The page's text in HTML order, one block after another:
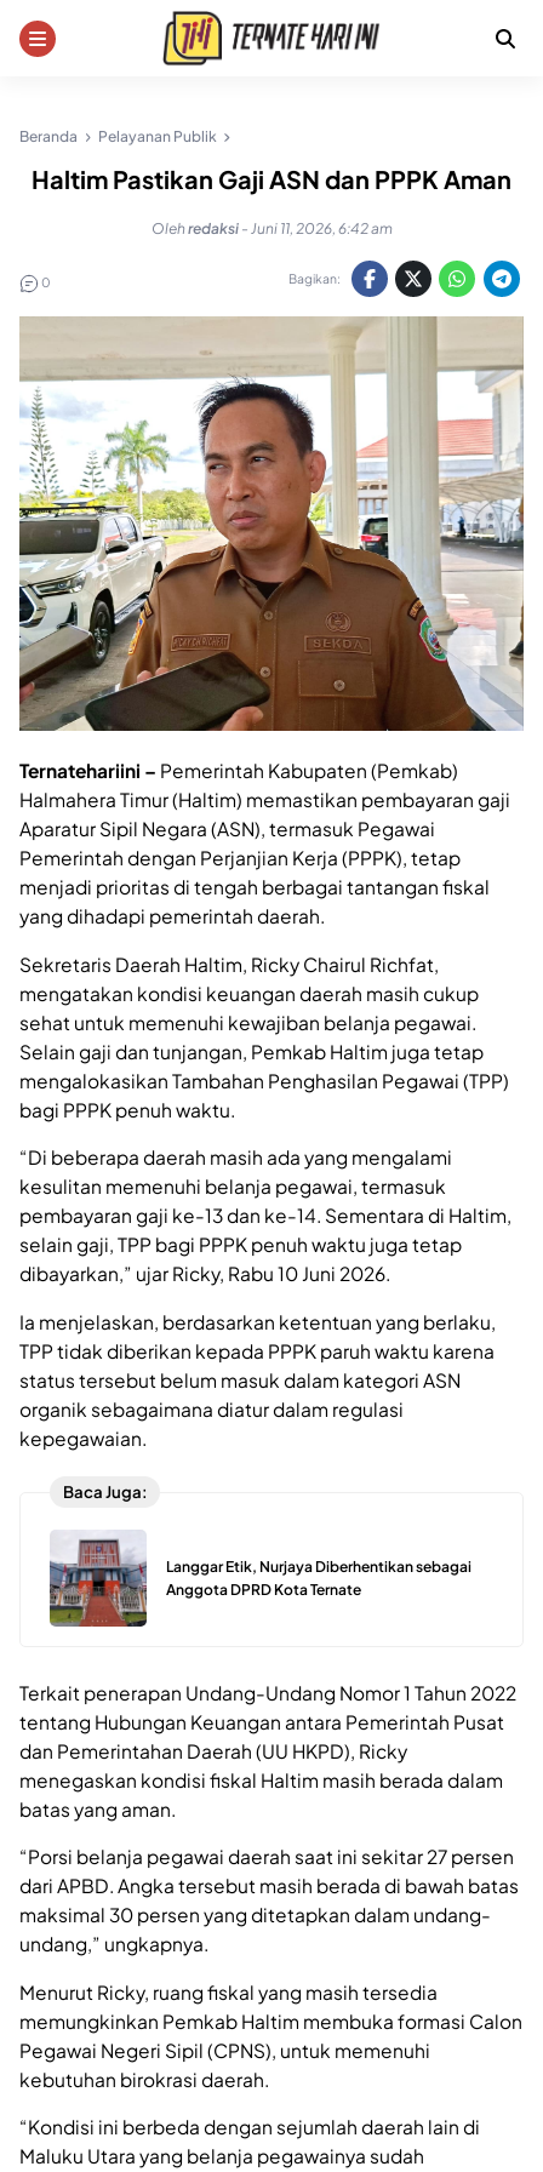
Beranda Pelayanan Publik
Haltim Pastikan Gaji ASN dan PPPK Aman
Olehredaksi - Juni 11, 2026, 6:42 am
0 Bagikan:
Ternatehariini – Pemerintah Kabupaten (Pemkab)
Halmahera Timur (Haltim) memastikan pembayaran gaji
Aparatur Sipil Negara (ASN), termasuk Pegawai
Pemerintah dengan Perjanjian Kerja (PPPK), tetap
menjadi prioritas di tengah berbagai tantangan fiskal
yang dihadapi pemerintah daerah.
Sekretaris Daerah Haltim, Ricky Chairul Richfat,
mengatakan kondisi keuangan daerah masih cukup
sehat untuk memenuhi kewajiban belanja pegawai.
Selain gaji dan tunjangan, Pemkab Haltim juga tetap
mengalokasikan Tambahan Penghasilan Pegawai (TPP)
bagi PPPK penuh waktu.
“Di beberapa daerah masih ada yang mengalami
kesulitan memenuhi belanja pegawai, termasuk
pembayaran gaji ke-13 dan ke-14. Sementara di Haltim,
selain gaji, TPP bagi PPPK penuh waktu juga tetap
dibayarkan,” ujar Ricky, Rabu 10 Juni 2026.
Ia menjelaskan, berdasarkan ketentuan yang berlaku,
TPP tidak diberikan kepada PPPK paruh waktu karena
status tersebut belum masuk dalam kategori ASN
organik sebagaimana diatur dalam regulasi
kepegawaian.
Baca Juga:
Langgar Etik, Nurjaya Diberhentikan sebagai
Anggota DPRD Kota Ternate
Terkait penerapan Undang-Undang Nomor 1 Tahun 2022
tentang Hubungan Keuangan antara Pemerintah Pusat
dan Pemerintahan Daerah (UU HKPD), Ricky
menegaskan kondisi fiskal Haltim masih berada dalam
batas yang aman.
“Porsi belanja pegawai daerah saat ini sekitar 27 persen
dari APBD. Angka tersebut masih berada di bawah batas
maksimal 30 persen yang ditetapkan dalam undang-
undang,” ungkapnya.
Menurut Ricky, ruang fiskal yang masih tersedia
memungkinkan Pemkab Haltim membuka formasi Calon
Pegawai Negeri Sipil (CPNS), untuk memenuhi
kebutuhan birokrasi daerah.
“Kondisi ini berbeda dengan sejumlah daerah lain di
Maluku Utara yang belanja pegawainya sudah